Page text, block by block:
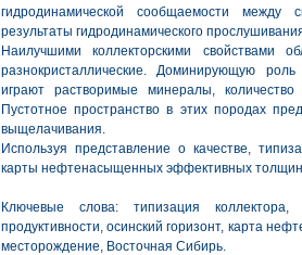
гидродинамической сообщаемости между
результаты гидродинамического
Наилучшими коллекторскими свойствами
разнокристаллические. Доминирующую
играют растворимые минералы, количество
Пустотное пространство в этих породах
выщелачивания.
Используя представление о качестве,
карты нефтенасыщенных эффективных толщин
Ключевые слова: типизация коллектора,
продуктивности, осинский горизонт, карта
месторождение, Восточная Сибирь.